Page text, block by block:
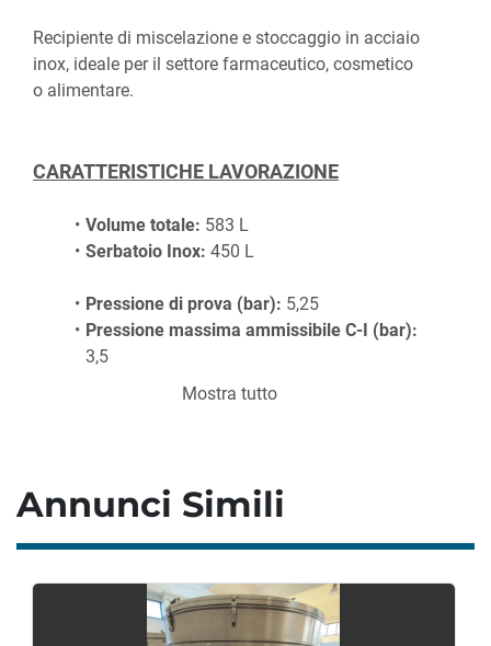
Recipiente di miscelazione e stoccaggio in acciaio
inox, ideale per il settore farmaceutico, cosmetico
o alimentare.
CARATTERISTICHE LAVORAZIONE
Volume totale: 583 L
Serbatoio Inox: 450 L
Pressione di prova (bar): 5,25
Pressione massima ammissibile C-I (bar):
3,5
Pressione massima ammissibile C-II (bar):
Temperatura minima ammissibile (°C):
Mostra tutto
Annunci Simili